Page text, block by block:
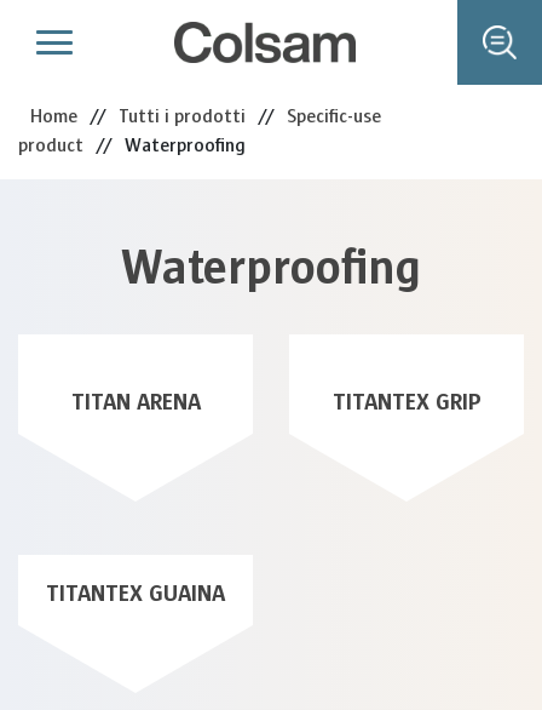
Home // Tutti i prodotti // Specific-use
product // Waterproofing
Waterproofing
TITAN ARENA TITANTEX GRIP
TITANTEX GUAINA